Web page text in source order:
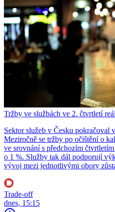
Tržby ve službách ve 2. čtvrtletí
Sektor služeb v Česku pokračoval
Meziročně se tržby po očištění o
ve srovnání s předchozím
o 1 %. Služby tak dál podporují
vývoj mezi jednotlivými obory
Trade-off
dnes, 15:15